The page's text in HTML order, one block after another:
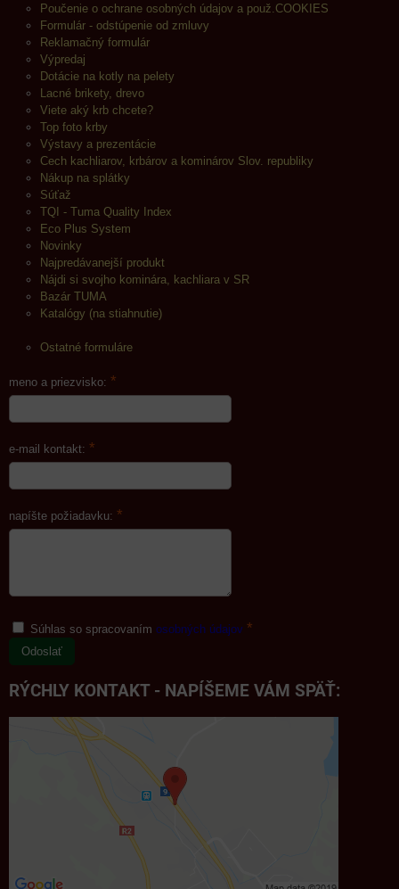
Poučenie o ochrane osobných údajov a použ.COOKIES
Formulár - odstúpenie od zmluvy
Reklamačný formulár
Výpredaj
Dotácie na kotly na pelety
Lacné brikety, drevo
Viete aký krb chcete?
Top foto krby
Výstavy a prezentácie
Cech kachliarov, krbárov a kominárov Slov. republiky
Nákup na splátky
Súťaž
TQI - Tuma Quality Index
Eco Plus System
Novinky
Najpredávanejší produkt
Nájdi si svojho kominára, kachliara v SR
Bazár TUMA
Katalógy (na stiahnutie)
Ostatné formuláre
meno a priezvisko: *
e-mail kontakt: *
napíšte požiadavku: *
Súhlas so spracovaním osobných údajov *
Odoslať
RÝCHLY KONTAKT - NAPÍŠEME VÁM SPÄŤ: